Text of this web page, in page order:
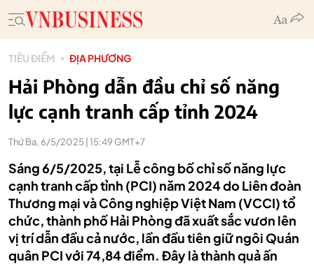
TIÊU ĐIỂM ĐỊA PHƯƠNG
Hải Phòng dẫn đầu chỉ số năng
lực cạnh tranh cấp tỉnh 2024
Thứ Ba, 6/5/2025 | 15:49 GMT+7
Sáng 6/5/2025, tại Lễ công bố chỉ số năng lực
cạnh tranh cấp tỉnh (PCI) năm 2024 do Liên đoàn
Thương mại và Công nghiệp Việt Nam (VCCI) tổ
chức, thành phố Hải Phòng đã xuất sắc vươn lên
vị trí dẫn đầu cả nước, lần đầu tiên giữ ngôi Quán
quân PCI với 74,84 điểm. Đây là thành quả ấn